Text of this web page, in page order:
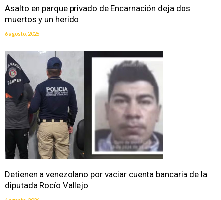
Asalto en parque privado de Encarnación deja dos
muertos y un herido
6 agosto, 2026
Detienen a venezolano por vaciar cuenta bancaria de la
diputada Rocío Vallejo